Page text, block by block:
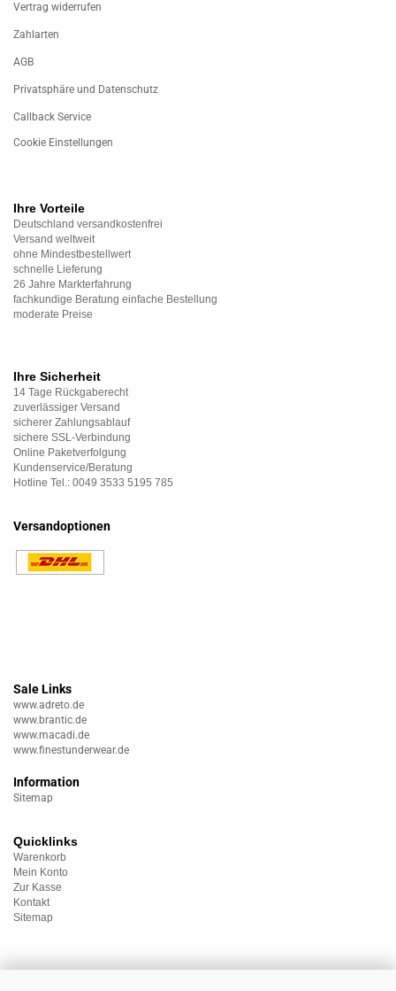
Vertrag widerrufen
Zahlarten
AGB
Privatsphäre und Datenschutz
Callback Service
Cookie Einstellungen
Ihre Vorteile
Deutschland versandkostenfrei
Versand weltweit
ohne Mindestbestellwert
schnelle Lieferung
26 Jahre Markterfahrung
fachkundige Beratung einfache Bestellung
moderate Preise
Ihre Sicherheit
14 Tage Rückgaberecht
zuverlässiger Versand
sicherer Zahlungsablauf
sichere SSL-Verbindung
Online Paketverfolgung
Kundenservice/Beratung
Hotline Tel.: 0049 3533 5195 785
Versandoptionen
Sale Links
www.adreto.de
www.brantic.de
www.macadi.de
www.finestunderwear.de
Information
Sitemap
Quicklinks
Warenkorb
Mein Konto
Zur Kasse
Kontakt
Sitemap